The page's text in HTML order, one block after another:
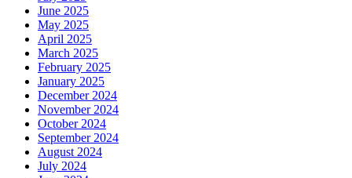
May 2021
April 2021
March 2021
February 2021
January 2021
December 2020
November 2020
October 2020
September 2020
August 2020
July 2020
June 2020